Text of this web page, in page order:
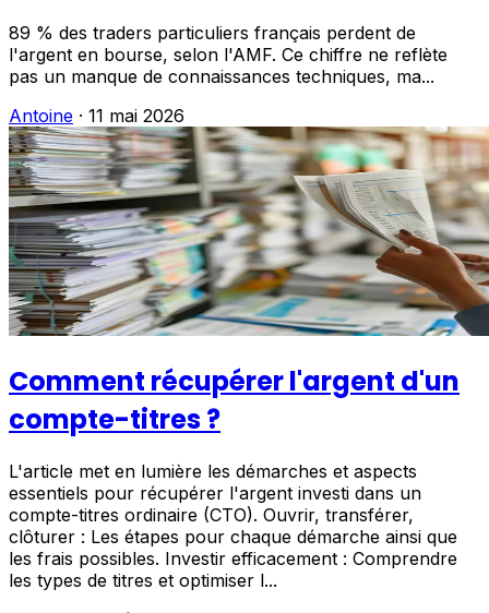
89 % des traders particuliers français perdent de
l'argent en bourse, selon l'AMF. Ce chiffre ne reflète
pas un manque de connaissances techniques, ma...
Antoine · 11 mai 2026
Comment récupérer l'argent d'un
compte-titres ?
L'article met en lumière les démarches et aspects
essentiels pour récupérer l'argent investi dans un
compte-titres ordinaire (CTO). Ouvrir, transférer,
clôturer : Les étapes pour chaque démarche ainsi que
les frais possibles. Investir efficacement : Comprendre
les types de titres et optimiser l...